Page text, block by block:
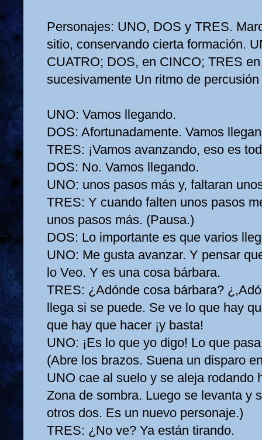
Personajes: UNO, DOS y TRES.
sitio, conservando cierta formación.
CUATRO; DOS, en CINCO; TRES
sucesivamente Un ritmo de
UNO: Vamos llegando.
DOS: Afortunadamente. Vamos
TRES: ¡Vamos avanzando, eso es
DOS: No. Vamos llegando.
UNO: unos pasos más y, faltaran
TRES: Y cuando falten unos pasos
unos pasos más. (Pausa.)
DOS: Lo importante es que varios
UNO: Me gusta avanzar. Y pensar
lo Veo. Y es una cosa bárbara.
TRES: ¿Adónde cosa bárbara?
llega si se puede. Se ve lo que hay
que hay que hacer ¡y basta!
UNO: ¡Es lo que yo digo! Lo que
(Abre los brazos. Suena un disparo
UNO cae al suelo y se aleja rodando
Zona de sombra. Luego se levanta y
otros dos. Es un nuevo personaje.)
TRES: ¿No ve? Ya están tirando.